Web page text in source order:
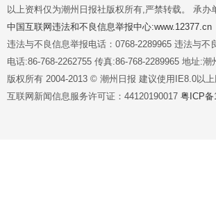
以上资料仅为潮州日报社版权所有,严禁转载。 承办
中国互联网违法和不良信息举报中心:www.12377.cn
违法与不良信息举报电话：0768-2289965 违法与
电话:86-768-2262755 传真:86-768-2289965 地址:
版权所有 2004-2013 © 潮州日报 建议使用IE8.0以
互联网新闻信息服务许可证：44120190017 粤ICP备